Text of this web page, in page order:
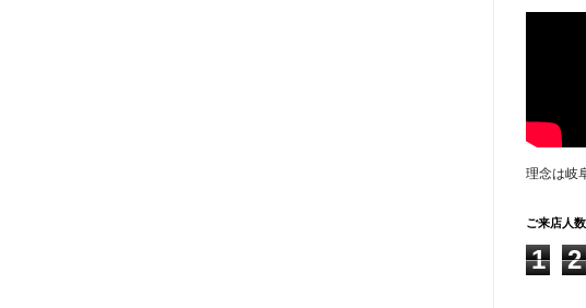
理念は岐
ご来店人
1 2